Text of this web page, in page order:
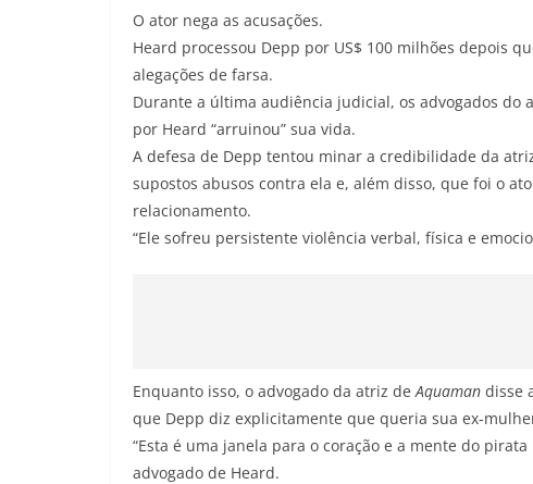
O ator nega as acusações.
Heard processou Depp por US$ 100 milhões depois
alegações de farsa.
Durante a última audiência judicial, os advogados do
por Heard “arruinou” sua vida.
A defesa de Depp tentou minar a credibilidade da
supostos abusos contra ela e, além disso, que foi o
relacionamento.
“Ele sofreu persistente violência verbal, física e
Enquanto isso, o advogado da atriz de Aquaman disse
que Depp diz explicitamente que queria sua ex-
“Esta é uma janela para o coração e a mente do
advogado de Heard.